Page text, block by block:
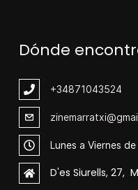
Dónde
+34871043524
Lunes a Viernes
D'es Siurells, 27,